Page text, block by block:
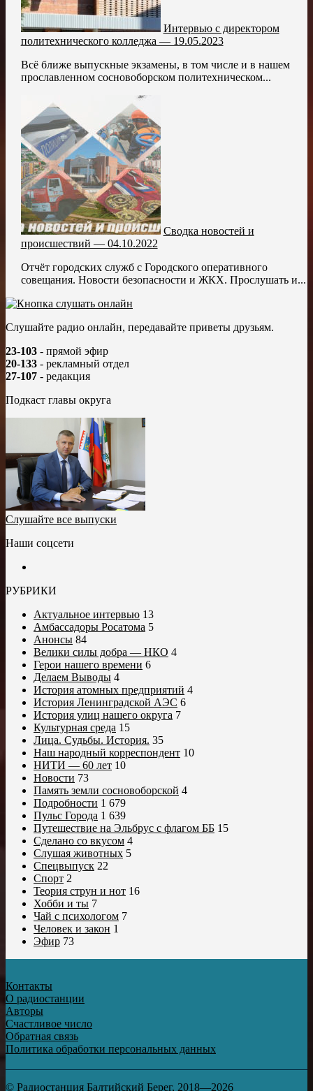
Интервью с директором
политехнического колледжа — 19.05.2023
Всё ближе выпускные экзамены, в том числе и в нашем
прославленном сосновоборском политехническом...
Сводка новостей и
происшествий — 04.10.2022
Отчёт городских служб с Городского оперативного
совещания. Новости безопасности и ЖКХ. Прослушать и...
Слушайте радио онлайн, передавайте приветы друзьям.
23-103 - прямой эфир
20-133 - рекламный отдел
27-107 - редакция
Подкаст главы округа
Слушайте все выпуски
Наши соцсети
РУБРИКИ
Актуальное интервью 13
Амбассадоры Росатома 5
Анонсы 84
Велики силы добра — НКО 4
Герои нашего времени 6
Делаем Выводы 4
История атомных предприятий 4
История Ленинградской АЭС 6
История улиц нашего округа 7
Культурная среда 15
Лица. Судьбы. История. 35
Наш народный корреспондент 10
НИТИ — 60 лет 10
Новости 73
Память земли сосновоборской 4
Подробности 1 679
Пульс Города 1 639
Путешествие на Эльбрус с флагом ББ 15
Сделано со вкусом 4
Слушая животных 5
Спецвыпуск 22
Спорт 2
Теория струн и нот 16
Хобби и ты 7
Чай с психологом 7
Человек и закон 1
Эфир 73
Контакты
О радиостанции
Авторы
Счастливое число
Обратная связь
Политика обработки персональных данных
© Радиостанция Балтийский Берег, 2018—2026